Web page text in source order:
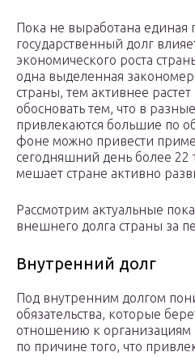
Пока не выработана единая
государственный долг
экономического роста
одна выделенная
страны, тем активнее
обосновать тем, что в
привлекаются большие по
фоне можно привести
сегодняшний день более 22
мешает стране активно
Рассмотрим актуальные
внешнего долга страны за
Внутренний долг
Под внутренним долгом
обязательства, которые
отношению к организациям
по причине того, что